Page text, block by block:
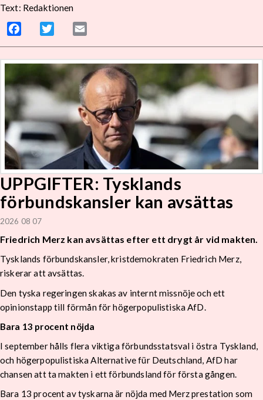
Text: Redaktionen
Facebook Twitter
UPPGIFTER: Tysklands
förbundskansler kan avsättas
2026 08 07
Friedrich Merz kan avsättas efter ett drygt år vid makten.
Tysklands förbundskansler, kristdemokraten Friedrich Merz,
riskerar att avsättas.
Den tyska regeringen skakas av internt missnöje och ett
opinionstapp till förmån för högerpopulistiska AfD.
Bara 13 procent nöjda
I september hålls flera viktiga förbundsstatsval i östra Tyskland,
och högerpopulistiska Alternative für Deutschland, AfD har
chansen att ta makten i ett förbundsland för första gången.
Bara 13 procent av tyskarna är nöjda med Merz prestation som